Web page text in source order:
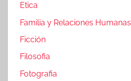
Etica
Familia y Relaciones Humanas
Ficción
Filosofia
Fotografia